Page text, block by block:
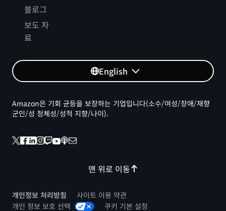
블로그
보도 자
료
English
맨 위로 이동
Amazon은 기회 균등을 보장하는 기업입니다(소수/여성/장애/재향
군인/성 정체성/성적 지향/나이).
개인정보 처리방침
사이트 이용 약관
개인 정보 보호 선택
쿠키 기본 설정